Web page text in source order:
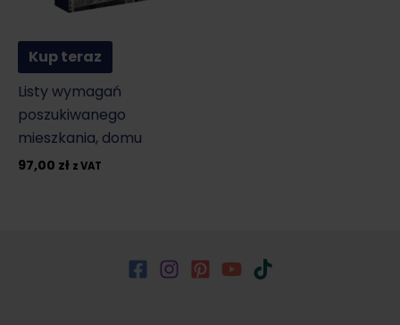
Kup teraz
Listy wymagań
poszukiwanego
mieszkania, domu
97,00 zł z VAT